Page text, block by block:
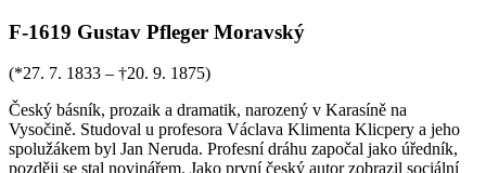
F-1619 Gustav Pfleger Moravský
(*27. 7. 1833 – †20. 9. 1875)
Český básník, prozaik a dramatik, narozený v Karasíně na
Vysočině. Studoval u profesora Václava Klimenta Klicpery a jeho
spolužákem byl Jan Neruda. Profesní dráhu započal jako úředník,
později se stal novinářem. Jako první český autor zobrazil sociální